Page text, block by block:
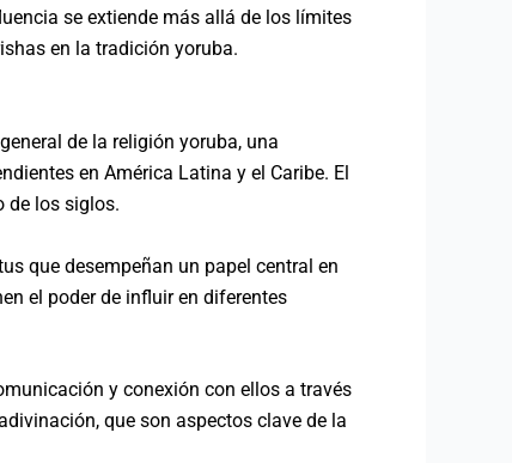
se extiende más allá de los límites
en la tradición yoruba.
de la religión yoruba, una
en América Latina y el Caribe. El
de los siglos.
que desempeñan un papel central en
el poder de influir en diferentes
y conexión con ellos a través
que son aspectos clave de la